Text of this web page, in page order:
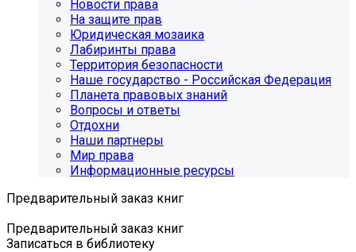
Новости права
На защите прав
Юридическая мозаика
Лабиринты права
Территория безопасности
Наше государство - Российская Федерация
Планета правовых знаний
Вопросы и ответы
Отдохни
Наши партнеры
Мир права
Информационные ресурсы
Предварительный заказ книг
Предварительный заказ книг
Записаться в библиотеку